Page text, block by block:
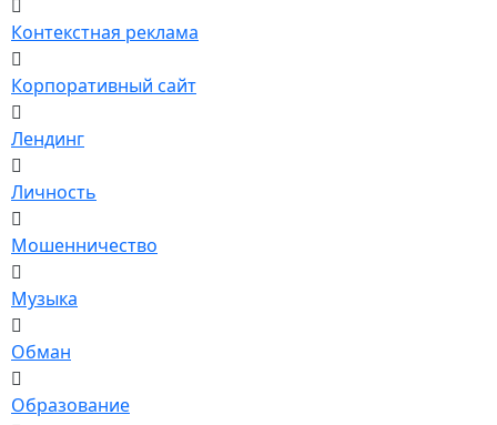
Контекстная реклама
Корпоративный сайт
Лендинг
Личность
Мошенничество
Музыка
Обман
Образование